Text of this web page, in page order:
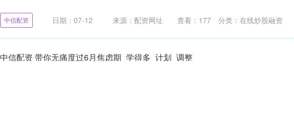
中信配资 日期：07-12 来源：配资网址 查看： 177 分类： 在线炒股融资
中信配资 带你无痛度过6月焦虑期_学得多_计划_调整